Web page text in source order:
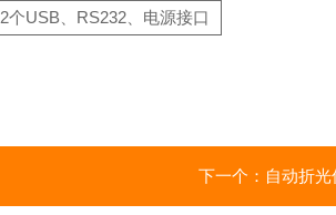
2个USB、RS232、电源接口
下一个： 自动折光